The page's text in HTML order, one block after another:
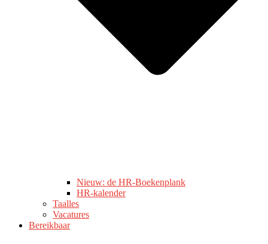
Nieuw: de HR-Boekenplank
HR-kalender
Taalles
Vacatures
Bereikbaar